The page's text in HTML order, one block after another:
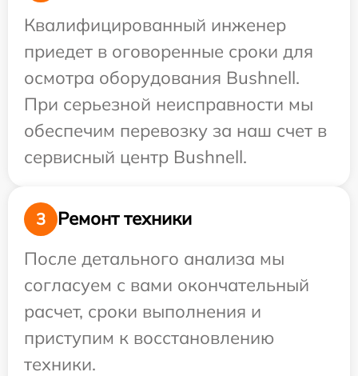
Квалифицированный инженер
приедет в оговоренные сроки для
осмотра оборудования Bushnell.
При серьезной неисправности мы
обеспечим перевозку за наш счет в
сервисный центр Bushnell.
3
Ремонт техники
После детального анализа мы
согласуем с вами окончательный
расчет, сроки выполнения и
приступим к восстановлению
техники.